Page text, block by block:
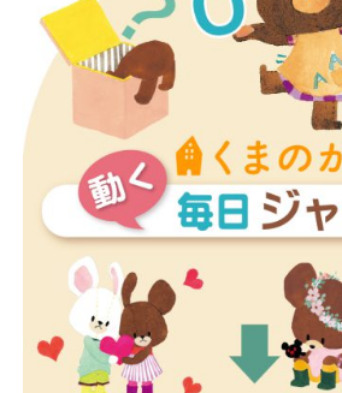
ミュージカル・コンサ
おたのしみコンテン
チア ジャッキーズ！